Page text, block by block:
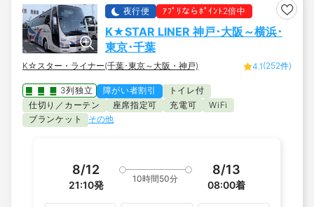
夜行便 ｱﾌﾟﾘならﾎﾟｲﾝﾄ2倍中
K★STAR LINER 神戸･大阪～横浜･
東京･千葉
K☆スター・ライナー(千葉･東京～大阪・神戸) 4.1(252件)
3列独立 障がい者割引
トイレ付
仕切り／カーテン
座席指定可 充電可
WiFi
ブランケット
その他
8/12
21:10発
10時間50分
8/13
08:00着